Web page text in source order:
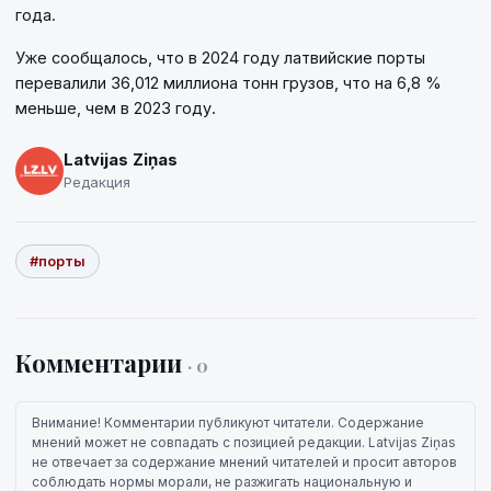
года.
Уже сообщалось, что в 2024 году латвийские порты
перевалили 36,012 миллиона тонн грузов, что на 6,8 %
меньше, чем в 2023 году.
Latvijas Ziņas
Редакция
#порты
Комментарии · 0
Внимание! Комментарии публикуют читатели. Содержание
мнений может не совпадать с позицией редакции. Latvijas Ziņas
не отвечает за содержание мнений читателей и просит авторов
соблюдать нормы морали, не разжигать национальную и